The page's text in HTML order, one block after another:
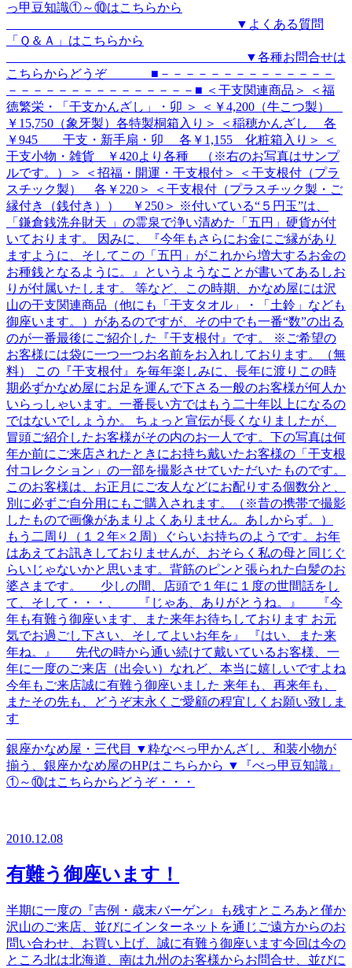
っ甲豆知識①～⑩はこちらから
▼よくある質問
「Ｑ＆Ａ」はこちらから
▼各種お問合せは
こちらからどうぞ ■－－－－－－－－－－－－－－
－－－－－－－－－－－－－－－■ ＜干支関連商品＞ ＜福
徳繁栄・「干支かんざし」・卯 ＞ ＜￥4,200（牛こつ製）
￥15,750（象牙製）各特製桐箱入り＞ ＜稲穂かんざし 各
￥945 干支・新手扇・卯 各￥1,155 化粧箱入り＞ ＜
干支小物・雑貨 ￥420より各種 （※右のお写真はサンプ
ルです。）＞ ＜招福・開運・干支根付＞ ＜干支根付（プラ
スチック製） 各￥220＞ ＜干支根付（プラスチック製・ご
縁付き（銭付き）） ￥250＞ ※付いている“５円玉”は、
「鎌倉銭洗弁財天 」の霊泉で浄い清めた「五円」硬貨が付
いております。 因みに、『今年もさらにお金にご縁があり
ますように、そしてこの「五円」がこれから増大するお金の
お種銭となるように。』というようなことが書いてあるしお
りが付属いたします。 等など、この時期、かなめ屋には沢
山の干支関連商品（他にも「干支タオル」・「土鈴」なども
御座います。）があるのですが、その中でも一番“数”の出る
のが一番最後にご紹介した『干支根付』です。 ※ご希望の
お客様には袋に一つ一つお名前をお入れしております。（無
料） この『干支根付』を毎年楽しみに、長年に渡りこの時
期必ずかなめ屋にお足を運んで下さる一般のお客様が何人か
いらっしゃいます。一番長い方ではもう二十年以上になるの
ではないでしょうか。 ちょっと宣伝が長くなりましたが、
冒頭ご紹介したお客様がその内のお一人です。下の写真は何
年か前にご来店されたときにお持ち戴いたお客様の「干支根
付コレクション」の一部を撮影させていただいたものです。
このお客様は、お正月にご友人などにお配りする個数分と、
別に必ずご自分用にもご購入されます。（※昔の携帯で撮影
したもので画像があまりよくありません。あしからず。）
もう二周り（１２年×２周）ぐらいお持ちのようです。お年
はあえてお訊きしておりませんが、おそらく私の母と同じぐ
らいじゃないかと思います。背筋のピンと張られた白髪のお
婆さまです。 少しの間、店頭で１年に１度の世間話をし
て、そして・・・、 『じゃあ、ありがとうね。』 『今
年も有難う御座います、また来年お待ちしております お元
気でお過ごし下さい、そしてよいお年を』 『はい、また来
年ね。』 先代の時から通い続けて戴いているお客様、一
年に一度のご来店（出会い）なれど、本当に嬉しいですよね
今年もご来店誠に有難う御座いました 来年も、再来年も、
またその先も、どうぞ末永くご愛顧の程宜しくお願い致しま
す
銀座かなめ屋・三代目 ▼粋なべっ甲かんざし、和装小物が
揃う、銀座かなめ屋のHPはこちらから ▼『べっ甲豆知識』
①～⑩はこちらからどうぞ・・・
2010.12.08
有難う御座います！
半期に一度の『吉例・歳末バーゲン』も残すところあと僅か
沢山のご来店、並びにインターネットを通じご遠方からのお
問い合わせ、お買い上げ、誠に有難う御座います今回は今の
ところ北は北海道、南は九州のお客様からお問合せ、並びに